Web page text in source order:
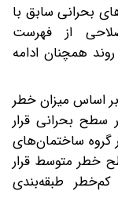
بحرانی سابق با
از فهرست
همچنان ادامه
اساس میزان خطر
۴۸ ساختمان در سطح بحرانی قرار
و ۹۸۵ ساختمان در گروه ساختمان‌های
در سطح خطر متوسط قرار
کم‌خطر طبقه‌بندی